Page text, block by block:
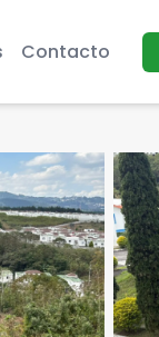
Contacto